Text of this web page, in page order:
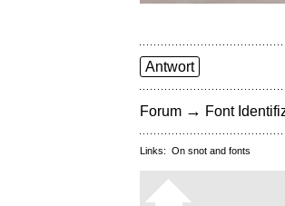
Antwort
Forum → Font
Links: On snot and fonts